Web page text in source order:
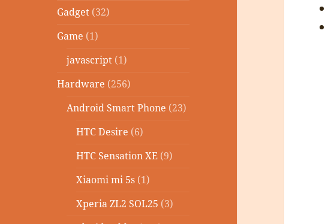
Gadget (32)
Game (1)
javascript (1)
Hardware (256)
Android Smart Phone (23)
HTC Desire (6)
HTC Sensation XE (9)
Xiaomi mi 5s (1)
Xperia ZL2 SOL25 (3)